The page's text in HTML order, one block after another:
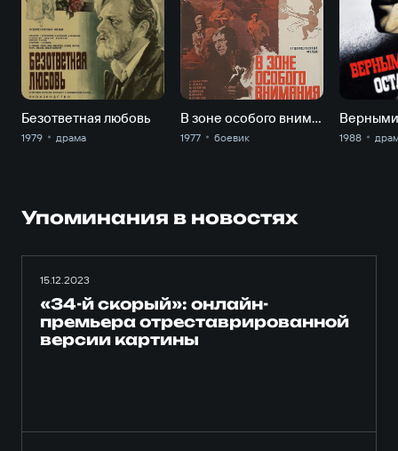
Безответная любовь
1979 драма
В зоне особого внимания
1977 боевик 1988
Упоминания в новостях
15.12.2023
«34-й скорый»: онлайн-
премьера отреставрированной
версии картины